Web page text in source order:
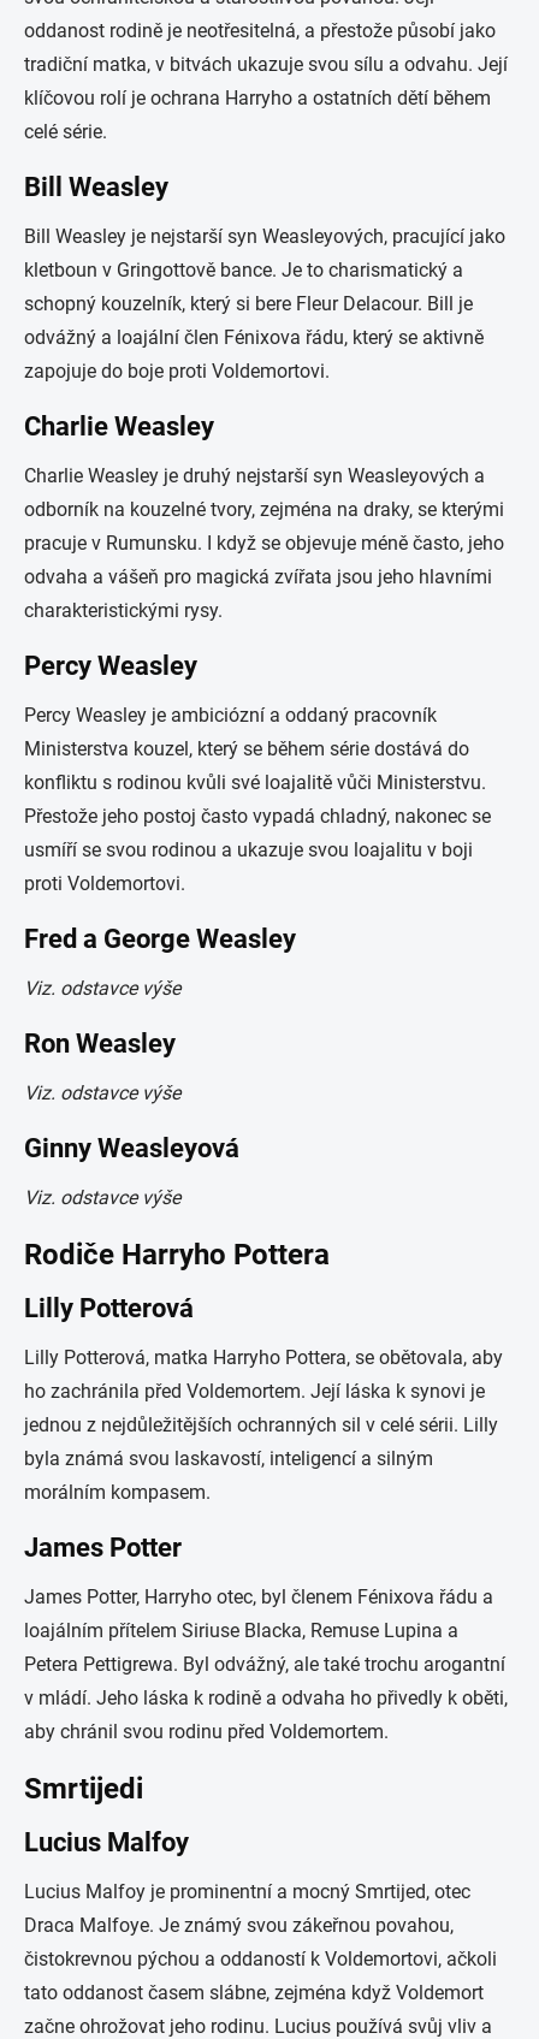
oddanost rodině je neotřesitelná, a přestože působí jako
tradiční matka, v bitvách ukazuje svou sílu a odvahu. Její
klíčovou rolí je ochrana Harryho a ostatních dětí během
celé série.
Bill Weasley
Bill Weasley je nejstarší syn Weasleyových, pracující jako
kletboun v Gringottově bance. Je to charismatický a
schopný kouzelník, který si bere Fleur Delacour. Bill je
odvážný a loajální člen Fénixova řádu, který se aktivně
zapojuje do boje proti Voldemortovi.
Charlie Weasley
Charlie Weasley je druhý nejstarší syn Weasleyových a
odborník na kouzelné tvory, zejména na draky, se kterými
pracuje v Rumunsku. I když se objevuje méně často, jeho
odvaha a vášeň pro magická zvířata jsou jeho hlavními
charakteristickými rysy.
Percy Weasley
Percy Weasley je ambiciózní a oddaný pracovník
Ministerstva kouzel, který se během série dostává do
konfliktu s rodinou kvůli své loajalitě vůči Ministerstvu.
Přestože jeho postoj často vypadá chladný, nakonec se
usmíří se svou rodinou a ukazuje svou loajalitu v boji
proti Voldemortovi.
Fred a George Weasley
Viz. odstavce výše
Ron Weasley
Viz. odstavce výše
Ginny Weasleyová
Viz. odstavce výše
Rodiče Harryho Pottera
Lilly Potterová
Lilly Potterová, matka Harryho Pottera, se obětovala, aby
ho zachránila před Voldemortem. Její láska k synovi je
jednou z nejdůležitějších ochranných sil v celé sérii. Lilly
byla známá svou laskavostí, inteligencí a silným
morálním kompasem.
James Potter
James Potter, Harryho otec, byl členem Fénixova řádu a
loajálním přítelem Siriuse Blacka, Remuse Lupina a
Petera Pettigrewa. Byl odvážný, ale také trochu arogantní
v mládí. Jeho láska k rodině a odvaha ho přivedly k oběti,
aby chránil svou rodinu před Voldemortem.
Smrtijedi
Lucius Malfoy
Lucius Malfoy je prominentní a mocný Smrtijed, otec
Draca Malfoye. Je známý svou zákeřnou povahou,
čistokrevnou pýchou a oddaností k Voldemortovi, ačkoli
tato oddanost časem slábne, zejména když Voldemort
začne ohrožovat jeho rodinu. Lucius používá svůj vliv a